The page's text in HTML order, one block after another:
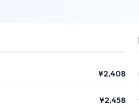
¥2,408
¥2,458